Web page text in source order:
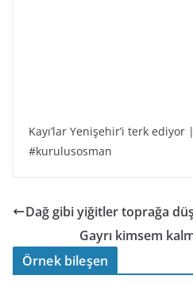
Kayı’lar Yenişehir’i terk
#kurulusosman
Dağ gibi yiğitler toprağa
Gayrı kimsem
Örnek bileşen